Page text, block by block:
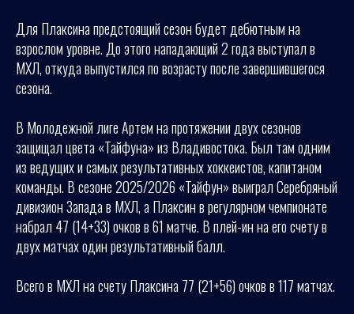
Для Плаксина предстоящий сезон будет дебютным на
взрослом уровне. До этого нападающий 2 года выступал в
МХЛ, откуда выпустился по возрасту после завершившегося
сезона.
В Молодежной лиге Артем на протяжении двух сезонов
защищал цвета «Тайфуна» из Владивостока. Был там одним
из ведущих и самых результативных хоккеистов, капитаном
команды. В сезоне 2025/2026 «Тайфун» выиграл Серебряный
дивизион Запада в МХЛ, а Плаксин в регулярном чемпионате
набрал 47 (14+33) очков в 61 матче. В плей-ин на его счету в
двух матчах один результативный балл.
Всего в МХЛ на счету Плаксина 77 (21+56) очков в 117 матчах.